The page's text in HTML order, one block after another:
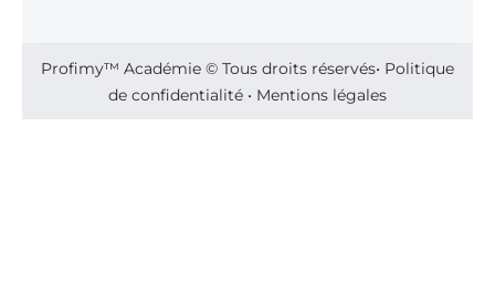
Profimy™️ Académie © Tous droits réservés• Politique
de confidentialité • Mentions légales